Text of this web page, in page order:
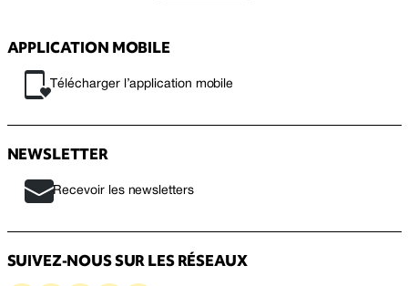
APPLICATION MOBILE
Télécharger l’application mobile
NEWSLETTER
Recevoir les newsletters
SUIVEZ-NOUS SUR LES RÉSEAUX